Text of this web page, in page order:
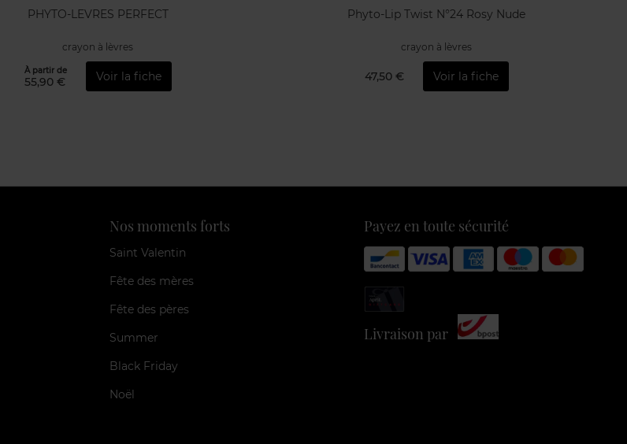
PHYTO-LEVRES PERFECT
crayon à lèvres
À partir de
55,90 € Voir la fiche
Phyto-Lip Twist N°24 Rosy Nude
crayon à lèvres
47,50 € Voir la fiche
Nos moments forts
Saint Valentin
Fête des mères
Fête des pères
Summer
Black Friday
Noël
Payez en toute sécurité
Livraison par